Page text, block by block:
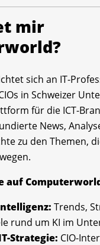
mir
sich an IT-
in Schweizer
für die ICT-
News,
zu den Themen,
auf
Trends,
rund um KI im
Strategie: CIO-